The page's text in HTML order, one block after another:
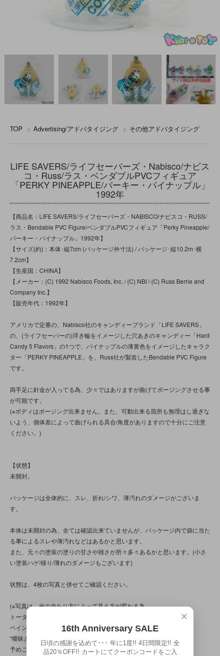
TOP > Advertising/アドバタイジング > その他アドバタイジング
LIFE SAVERS/ライフセーバーズ・Nabisco/ナビス
コ・Russ/ラス・ベンダブルPVCフィギュア
「PERKY PINEAPPLE/パーキー・パイナップル」
1992年
【商品名：LIFE SAVERS/ライフセーバーズ・NABISCO/ナビスコ・RUSS/
ラス・Bendable PVC Figure/ベンダブルPVCフィギュア「Perky Pineapple/
パーキー・パイナップル」1992年】
【サイズ(約)：本体･縦7cm (パッケージ外寸法) / パッケージ･縦10.2m･横
7.2cm】
【生産国：CHINA】
【メーカー：(C) 1992 Nabisco Foods, Inc. / (C) NBI / (C) Russ Berrie and
Company Inc.】
【販売年代：1992年】
アメリカで定番の、Nabisco社のキャンディーブランド「LIFE SAVERS」
の、(ライフセーバーの)浮き輪をイメージした穴あきのキャンディー「Hard
Candy 5 Flavors」の1つで、パイナップルの薄黄色をイメージしたキャラク
ター「PERKY PINEAPPLE」を、Russ社が製造したBendable PVC Figure
です。
両手足に針金が入ってる為、少々ではありますが曲げてポージングさせる事
が可能です。
(※ボディはポージング出来ません。また、可動出来る箇所も無理はし過ぎな
いよう、個体差によって曲げられる具合/角度がありますので十分にご注意
ください。)
【状態】
未開封。
パッケージは全体的に、スレ、折れ/シワ、薄汚れのダメージがございま
す。
本体は未開封の為、全ては確認出来ていませんが、パッケージ内で袋に当た
る事によるスレや薄汚れなどはあるかと思います。
また、元々の塗装の塗りの甘さや雑さが所々多々あるかと思います。(小さ
い塗装ハゲ/移り/薄れのダメージもございます)
状態は、4枚の写真と併せてご確認ください。
(※写真は、光の当たり方によって見え方が変わる為、
トータル的に判断頂けると幸いです。
ペイントのムラや漏れ、気泡割れ、バリ処理、作り自体に、
“曖昧さ”“甘さ”“雑さ”の部分が見られる商品です。
予めご了承くださいませ。)
×
16th Anniversary SALE
日頃の感謝を込めて･･･ 年に1度!! 4日間限定!! 全
品20％OFF!! カートにてクーポンコードをご入